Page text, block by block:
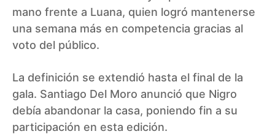
mano frente a Luana, quien logró mantenerse
una semana más en competencia gracias al
voto del público.
La definición se extendió hasta el final de la
gala. Santiago Del Moro anunció que Nigro
debía abandonar la casa, poniendo fin a su
participación en esta edición.